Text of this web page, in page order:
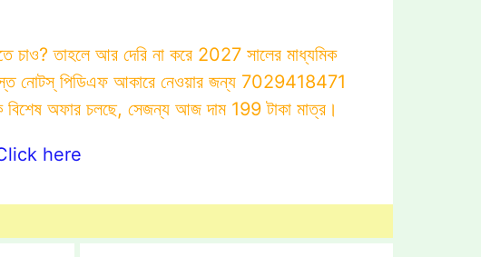
চাও? তাহলে আর দেরি না করে 2027 সালের মাধ্যমিক
সমস্ত নোটস্ পিডিএফ আকারে নেওয়ার জন্য 7029418471
অফার চলছে, সেজন্য আজ দাম 199 টাকা মাত্র।
Click here